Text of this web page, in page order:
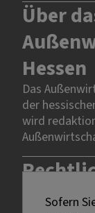
Über
Hessen
Das
der
wird
Impressum
Sofern